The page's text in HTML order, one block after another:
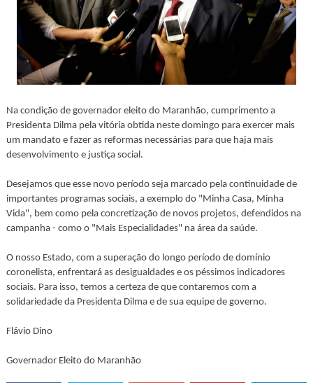
Na condição de governador eleito do Maranhão, cumprimento a
Presidenta Dilma pela vitória obtida neste domingo para exercer mais
um mandato e fazer as reformas necessárias para que haja mais
desenvolvimento e justiça social.
Desejamos que esse novo período seja marcado pela continuidade de
importantes programas sociais, a exemplo do "Minha Casa, Minha
Vida", bem como pela concretização de novos projetos, defendidos na
campanha - como o "Mais Especialidades" na área da saúde.
O nosso Estado, com a superação do longo período de domínio
coronelista, enfrentará as desigualdades e os péssimos indicadores
sociais. Para isso, temos a certeza de que contaremos com a
solidariedade da Presidenta Dilma e de sua equipe de governo.
Flávio Dino
Governador Eleito do Maranhão